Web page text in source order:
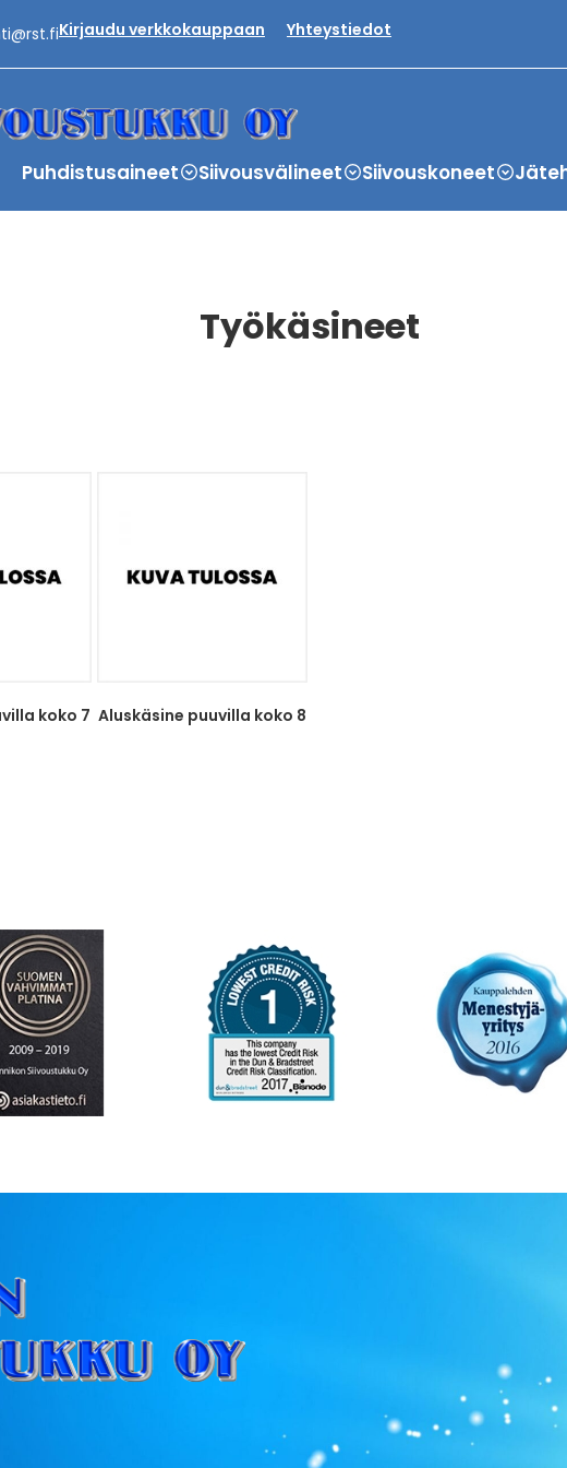
Kirjaudu verkkokauppaan Yhteystiedot
Puhdistusaineet Siivousvälineet Siivouskoneet
Työkäsineet
koko 7 Aluskäsine puuvilla koko 8